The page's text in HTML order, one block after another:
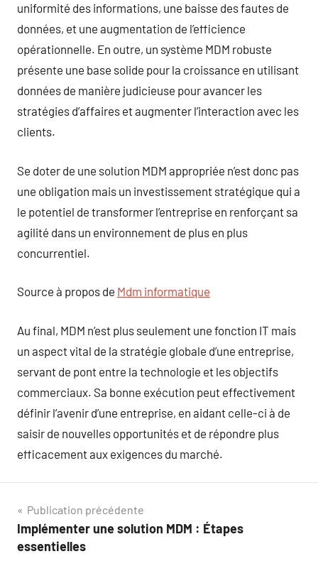
uniformité des informations, une baisse des fautes de
données, et une augmentation de l’efficience
opérationnelle. En outre, un système MDM robuste
présente une base solide pour la croissance en utilisant
données de manière judicieuse pour avancer les
stratégies d’affaires et augmenter l’interaction avec les
clients.
Se doter de une solution MDM appropriée n’est donc pas
une obligation mais un investissement stratégique qui a
le potentiel de transformer l’entreprise en renforçant sa
agilité dans un environnement de plus en plus
concurrentiel.
Source à propos de Mdm informatique
Au final, MDM n’est plus seulement une fonction IT mais
un aspect vital de la stratégie globale d’une entreprise,
servant de pont entre la technologie et les objectifs
commerciaux. Sa bonne exécution peut effectivement
définir l’avenir d’une entreprise, en aidant celle-ci à de
saisir de nouvelles opportunités et de répondre plus
efficacement aux exigences du marché.
Navigation
de
Publication précédente
Implémenter une solution MDM : Étapes
essentielles